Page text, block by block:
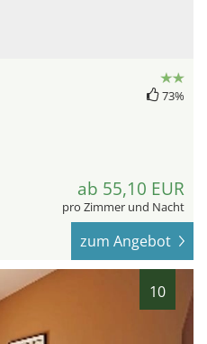
73%
ab 55,10 EUR
pro Zimmer und Nacht
zum Angebot
10